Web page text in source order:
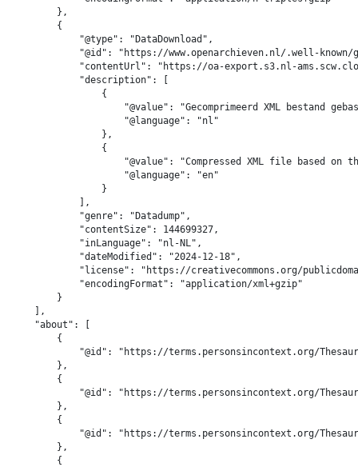
        },
        {
            "@type": "DataDownload",
"@id": "https://www.openarchieven.nl/.well-
"contentUrl": "https://oa-export.s3.nl-
            "description": [
                {
"@value": "Gecomprimeerd XML bestand
                    "@language": "nl"
                },
                {
"@value": "Compressed XML file based on
                    "@language": "en"
                }
            ],
            "genre": "Datadump",
            "contentSize": 144699327,
            "inLanguage": "nl-NL",
            "dateModified": "2024-12-18",
"license": "https://creativecommons.org/
            "encodingFormat": "application/xml+gzip"
        }
    ],
    "about": [
        {
"@id": "https://terms.personsincontext.org/
        },
        {
"@id": "https://terms.personsincontext.org/
        },
        {
"@id": "https://terms.personsincontext.org/
        },
        {